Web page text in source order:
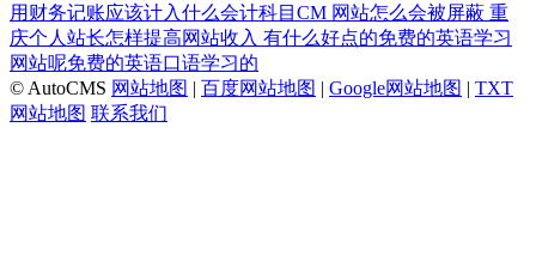
用财务记账应该计入什么会计科目CM 网站怎么会被屏蔽 重
庆个人站长怎样提高网站收入 有什么好点的免费的英语学习
网站呢免费的英语口语学习的
© AutoCMS 网站地图 | 百度网站地图 | Google网站地图 | TXT
网站地图 联系我们